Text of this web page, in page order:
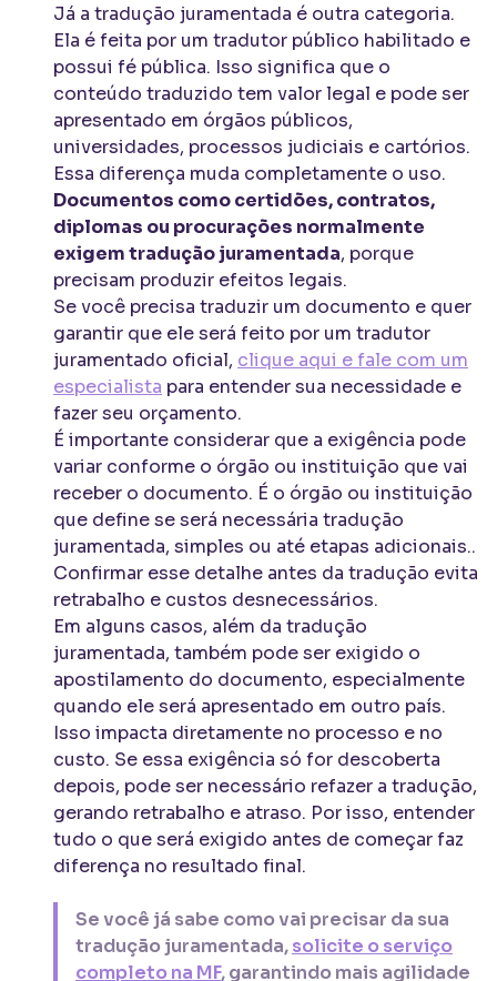
Já a tradução juramentada é outra categoria.
Ela é feita por um tradutor público habilitado e
possui fé pública. Isso significa que o
conteúdo traduzido tem valor legal e pode ser
apresentado em órgãos públicos,
universidades, processos judiciais e cartórios.
Essa diferença muda completamente o uso.
Documentos como certidões, contratos,
diplomas ou procurações normalmente
exigem tradução juramentada, porque
precisam produzir efeitos legais.
Se você precisa traduzir um documento e quer
garantir que ele será feito por um tradutor
juramentado oficial, clique aqui e fale com um
especialista para entender sua necessidade e
fazer seu orçamento.
É importante considerar que a exigência pode
variar conforme o órgão ou instituição que vai
receber o documento. É o órgão ou instituição
que define se será necessária tradução
juramentada, simples ou até etapas adicionais..
Confirmar esse detalhe antes da tradução evita
retrabalho e custos desnecessários.
Em alguns casos, além da tradução
juramentada, também pode ser exigido o
apostilamento do documento, especialmente
quando ele será apresentado em outro país.
Isso impacta diretamente no processo e no
custo. Se essa exigência só for descoberta
depois, pode ser necessário refazer a tradução,
gerando retrabalho e atraso. Por isso, entender
tudo o que será exigido antes de começar faz
diferença no resultado final.
Se você já sabe como vai precisar da sua
tradução juramentada,solicite o serviço
completo na MF, garantindo mais agilidade